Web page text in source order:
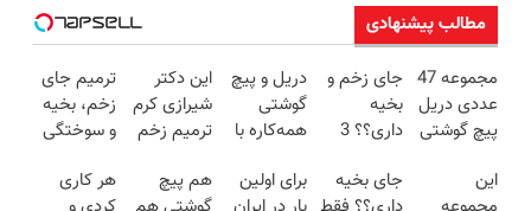
مطالب پیشنهادی
مجموعه 47
عددی دریل
پیچ گوشتی
(تخفیف به
جای زخم و
بخیه
داری؟؟ 3
محوش کن!
دریل و پیچ
گوشتی
همه‌کاره با
هوشمند ⚙️
این دکتر
شیرازی کرم
ترمیم زخم
ساخت!!!
ترمیم جای
زخم، بخیه
و سوختگی
هفته!!😍
این
جای بخیه
برای اولین
هم پیچ
هر کاری